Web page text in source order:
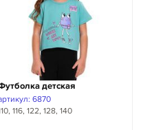
детская
6870
116, 122, 128, 140